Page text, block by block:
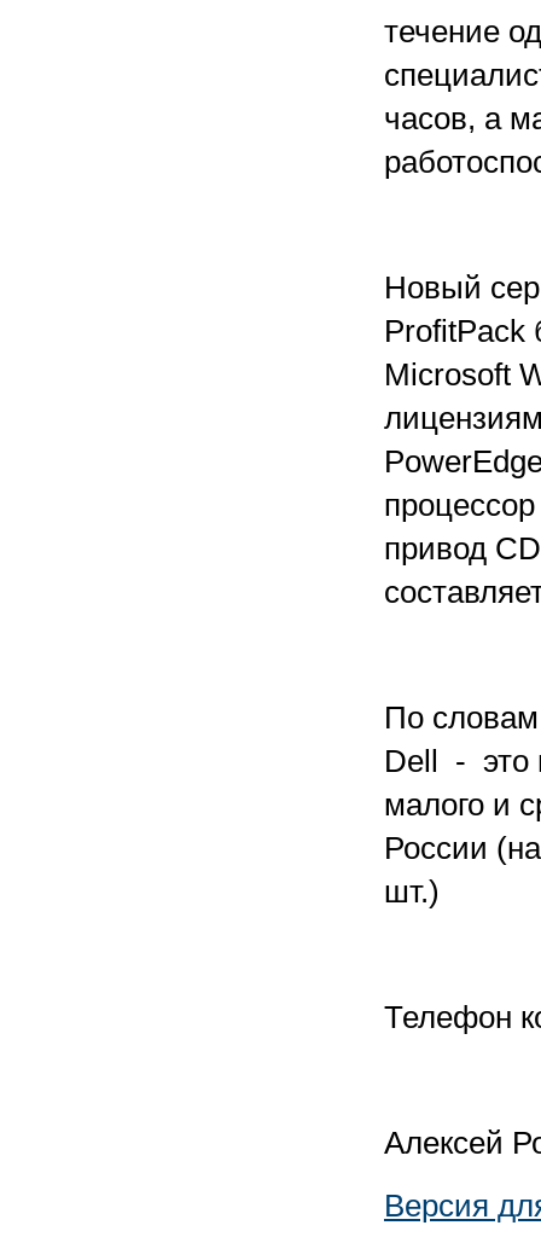
течение
часов, а
Новый
ProfitPack
Microsoft
привод
По
Dell - это
малого и
России
шт.)
Телефон
Алексей
Версия